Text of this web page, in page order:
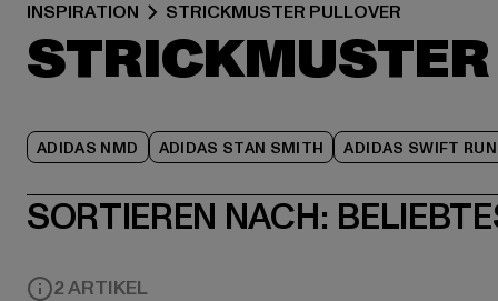
INSPIRATION STRICKMUSTER PULLOVER
ADIDAS NMD ADIDAS STAN SMITH ADIDAS SWIFT RUN
SORTIEREN NACH:
2 ARTIKEL